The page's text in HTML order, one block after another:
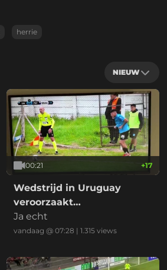
herrie
NIEUW
00:21 +17
Wedstrijd in Uruguay
veroorzaakt
verkeersongeluk
Ja echt
vandaag @ 07:28 |1.315 views